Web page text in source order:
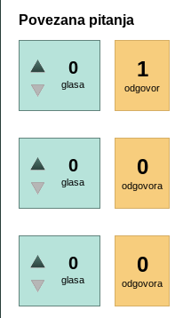
Povezana pitanja
0
glasa
1
odgovor
0
glasa
0
odgovora
0
glasa
0
odgovora